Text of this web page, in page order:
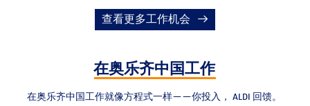
查看更多工作机会
在奥乐齐中国工作
在奥乐齐中国工作就像方程式一样——你投入， ALDI 回馈。